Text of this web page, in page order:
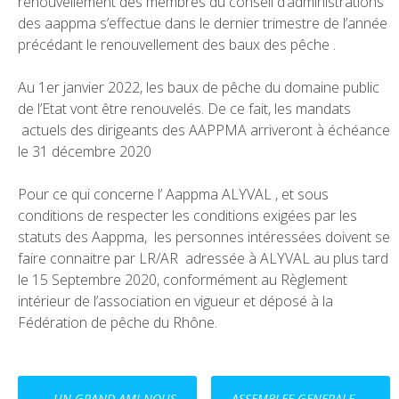
des aappma s’effectue dans le dernier trimestre de l’année
précédant le renouvellement des baux des pêche .
Au 1er janvier 2022, les baux de pêche du domaine public
de l’Etat vont être renouvelés. De ce fait, les mandats
actuels des dirigeants des AAPPMA arriveront à échéance
le 31 décembre 2020
Pour ce qui concerne l’ Aappma ALYVAL , et sous
conditions de respecter les conditions exigées par les
statuts des Aappma, les personnes intéressées doivent se
faire connaitre par LR/AR adressée à ALYVAL au plus tard
le 15 Septembre 2020, conformément au Règlement
intérieur de l’association en vigueur et déposé à la
Fédération de pêche du Rhône.
Post